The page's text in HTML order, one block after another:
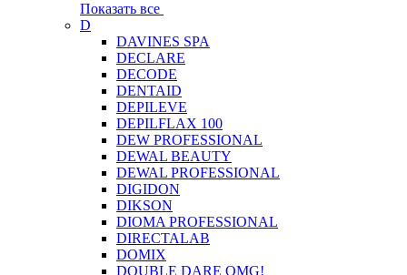
Показать все
D
DAVINES SPA
DECLARE
DECODE
DENTAID
DEPILEVE
DEPILFLAX 100
DEW PROFESSIONAL
DEWAL BEAUTY
DEWAL PROFESSIONAL
DIGIDON
DIKSON
DIOMA PROFESSIONAL
DIRECTALAB
DOMIX
DOUBLE DARE OMG!